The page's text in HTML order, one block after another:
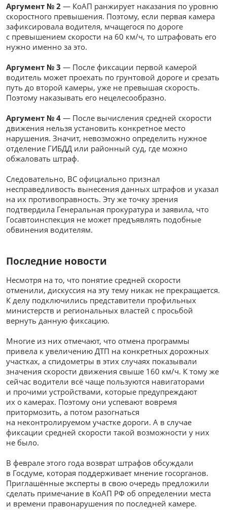
Аргумент № 2 — КоАП ранжирует наказания по уровню
скоростного превышения. Поэтому, если первая камера
зафиксировала водителя, мчащегося по дороге
с превышением скорости на 60 км/ч, то штрафовать его
нужно именно за это.
Аргумент № 3 — После фиксации первой камерой
водитель может проехать по грунтовой дороге и срезать
путь до второй камеры, уже не превышая скорость.
Поэтому наказывать его нецелесообразно.
Аргумент № 4 — После вычисления средней скорости
движения нельзя установить конкретное место
нарушения. Значит, невозможно определить нужное
отделение ГИБДД или районный суд, где можно
обжаловать штраф.
Следовательно, ВС официально признал
несправедливость вынесения данных штрафов и указал
на их противоправность. Эту же точку зрения
подтвердила Генеральная прокуратура и заявила, что
Госавтоинспекция не может предъявлять подобные
обвинения водителям.
Последние новости
Несмотря на то, что понятие средней скорости
отменили, дискуссия на эту тему никак не прекращается.
К делу подключились представители профильных
министерств и региональных властей с просьбой
вернуть данную фиксацию.
Многие из них отмечают, что отмена программы
привела к увеличению ДТП на конкретных дорожных
участках, а спидометры в этих случаях показывали
значения скорости движения свыше 160 км/ч. К тому же
сейчас водители всё чаще пользуются навигаторами
и прочими устройствами, которые предупреждают
их о камерах. Поэтому они успевают вовремя
притормозить, а потом разогнаться
на неконтролируемом участке дороги. А в случае
фиксации средней скорости такой возможности у них
не было.
В феврале этого года возврат штрафов обсуждали
в Госдуме, которая поддерживает мнение госорганов.
Приглашённые эксперты в свою очередь предложили
сделать примечание в КоАП РФ об определении места
и времени правонарушения по последней камере.